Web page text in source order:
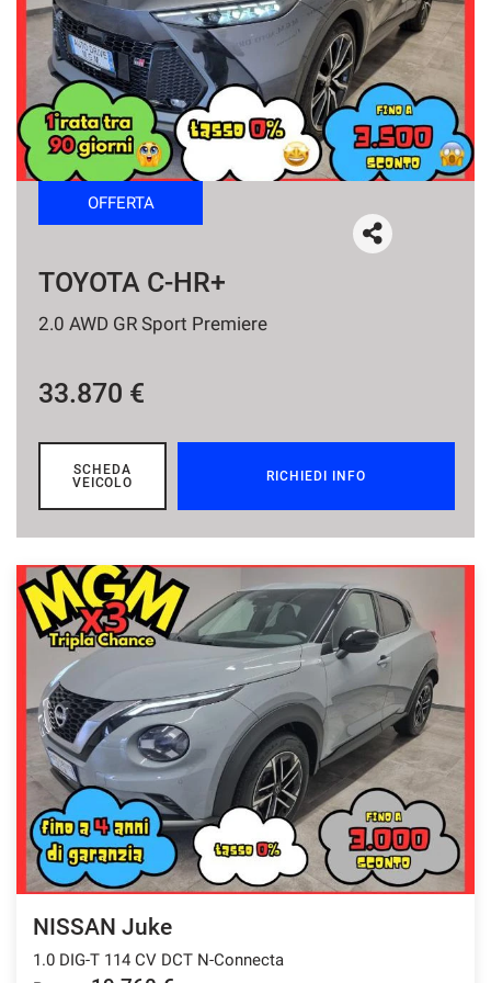
NEWS
OFFERTA
TOYOTA C-HR+
2.0 AWD GR Sport Premiere
33.870 €
SCHEDA
VEICOLO
RICHIEDI INFO
NISSAN Juke
1.0 DIG-T 114 CV DCT N-Connecta
tracciamento
che
adottiamo
per
offrire
le
funzionalità
e
svolgere
attività
seguito
descritte.
Per
ottenere
informazioni
sull'utilità
sul
funzionamento
questi
strumenti
tracciamento
si
rimanda
alla
cookie
policy.
Puoi
rivedere
modificare
tue
scelte
in
qualsiasi